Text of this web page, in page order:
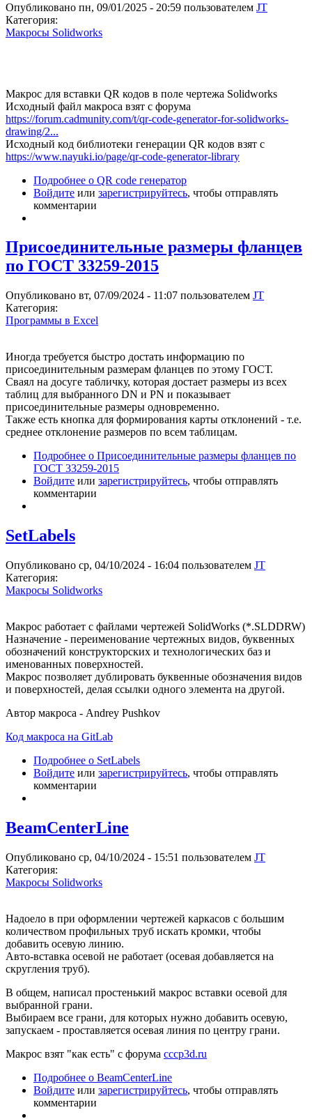
Опубликовано пн, 09/01/2025 - 20:59 пользователем JT
Категория:
Макросы Solidworks
Макрос для вставки QR кодов в поле чертежа Solidworks
Исходный файл макроса взят с форума
https://forum.cadmunity.com/t/qr-code-generator-for-solidworks-
drawing/2...
Исходный код библиотеки генерации QR кодов взят с
https://www.nayuki.io/page/qr-code-generator-library
Подробнее о QR code генератор
Войдите или зарегистрируйтесь, чтобы отправлять
комментарии
Присоединительные размеры фланцев
по ГОСТ 33259-2015
Опубликовано вт, 07/09/2024 - 11:07 пользователем JT
Категория:
Программы в Excel
Иногда требуется быстро достать информацию по
присоединительным размерам фланцев по этому ГОСТ.
Сваял на досуге табличку, которая достает размеры из всех
таблиц для выбранного DN и PN и показывает
присоединительные размеры одновременно.
Также есть кнопка для формирования карты отклонений - т.е.
среднее отклонение размеров по всем таблицам.
Подробнее о Присоединительные размеры фланцев по
ГОСТ 33259-2015
Войдите или зарегистрируйтесь, чтобы отправлять
комментарии
SetLabels
Опубликовано ср, 04/10/2024 - 16:04 пользователем JT
Категория:
Макросы Solidworks
Макрос работает с файлами чертежей SolidWorks (*.SLDDRW)
Назначение - переименование чертежных видов, буквенных
обозначений конструкторских и технологических баз и
именованных поверхностей.
Макрос позволяет дублировать буквенные обозначения видов
и поверхностей, делая ссылки одного элемента на другой.
Автор макроса - Andrey Pushkov
Код макроса на GitLab
Подробнее о SetLabels
Войдите или зарегистрируйтесь, чтобы отправлять
комментарии
BeamCenterLine
Опубликовано ср, 04/10/2024 - 15:51 пользователем JT
Категория:
Макросы Solidworks
Надоело в при оформлении чертежей каркасов с большим
количеством профильных труб искать кромки, чтобы
добавить осевую линию.
Авто-вставка осевой не работает (осевая добавляется на
скругления труб).
В общем, написал простенький макрос вставки осевой для
выбранной грани.
Выбираем все грани, для которых нужно добавить осевую,
запускаем - проставляется осевая линия по центру грани.
Макрос взят "как есть" с форума cccp3d.ru
Подробнее о BeamCenterLine
Войдите или зарегистрируйтесь, чтобы отправлять
комментарии